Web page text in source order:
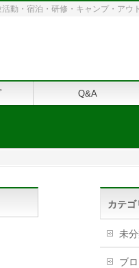
動・宿泊・研修・キャンプ・アウ
Q&A
カテゴ
未
ブ